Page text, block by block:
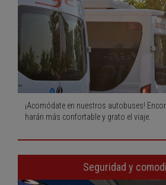
¡Acomódate en nuestros autobuses!
harán más confortable y grato el viaje.
Seguridad y